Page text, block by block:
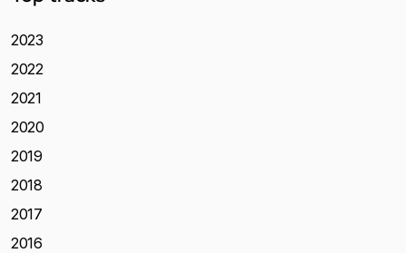
2023
2022
2021
2020
2019
2018
2017
2016